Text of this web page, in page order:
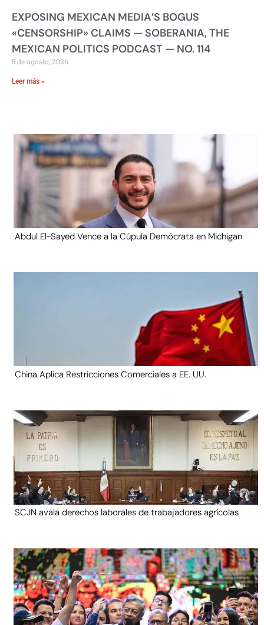
EXPOSING MEXICAN MEDIA’S BOGUS
«CENSORSHIP» CLAIMS — SOBERANIA, THE
MEXICAN POLITICS PODCAST — NO. 114
5 de agosto, 2026
Leer más »
Abdul El-Sayed Vence a la Cúpula Demócrata en Michigan
China Aplica Restricciones Comerciales a EE. UU.
SCJN avala derechos laborales de trabajadores agrícolas